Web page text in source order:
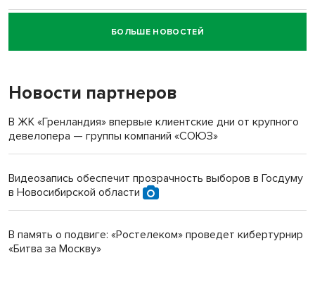
Новосибирский суд наказал водителя за смерть
пенсионерки на вокзале
БОЛЬШЕ НОВОСТЕЙ
Новости партнеров
В ЖК «Гренландия» впервые клиентские дни от крупного
девелопера — группы компаний «СОЮЗ»
Видеозапись обеспечит прозрачность выборов в Госдуму
в Новосибирской области
В память о подвиге: «Ростелеком» проведет кибертурнир
«Битва за Москву»